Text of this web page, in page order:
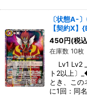
〔状態A-
【契約X
450 円(税
在庫数 10枚
Lv1 Lv2 _
ト2以上〕
とき、こ
に1回：同